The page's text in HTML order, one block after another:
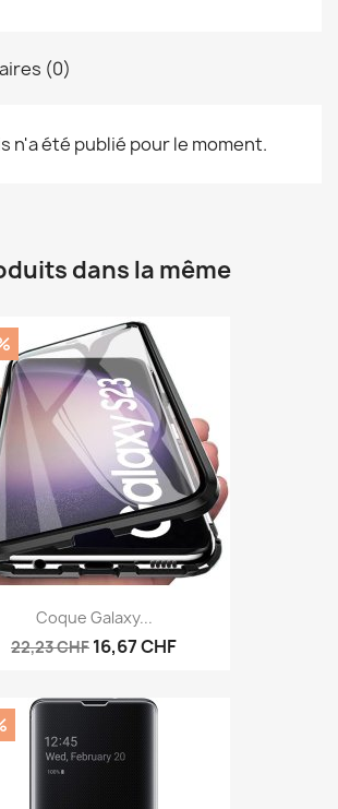
(0)
n'a été publié pour le moment.
dans la même
Coque Galaxy...
22,23 CHF 16,67 CHF